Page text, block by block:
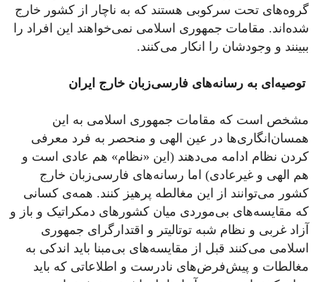
گروه‌های تحت سرکوبی هستند که به ناچار از کشور خارج
شده‌اند. مقامات جمهوری اسلامی نمی‌خواهند این افراد را
ببینند و وجودشان را انکار می‌کنند.
توصیه‌ای به رسانه‌های فارسی‌زبان خارج ایران
مشخص است که مقامات جمهوری اسلامی به این
همسان‌انگاری‌ها در عین الهی و منحصر به فرد معرفی
کردن نظام ادامه می‌دهند (این «نظام» هم عادی است و
هم الهی و غیرعادی) اما رسانه‌های فارسی‌زبان خارج
کشور می‌توانند از این مغالطه پرهیز کنند. همه‌ی کسانی
که مقایسه‌های بی‌موردی میان کشورهای دمکراتیک و باز و
آزاد غربی و نظام شبه توتالیتر و اقتدارگرای جمهوری
اسلامی می‌کنند قبل از مقایسه‌های بی‌مبنا باید اندکی به
مغالطات و پیش‌فرض‌های نادرست و اطلاعاتی که باید